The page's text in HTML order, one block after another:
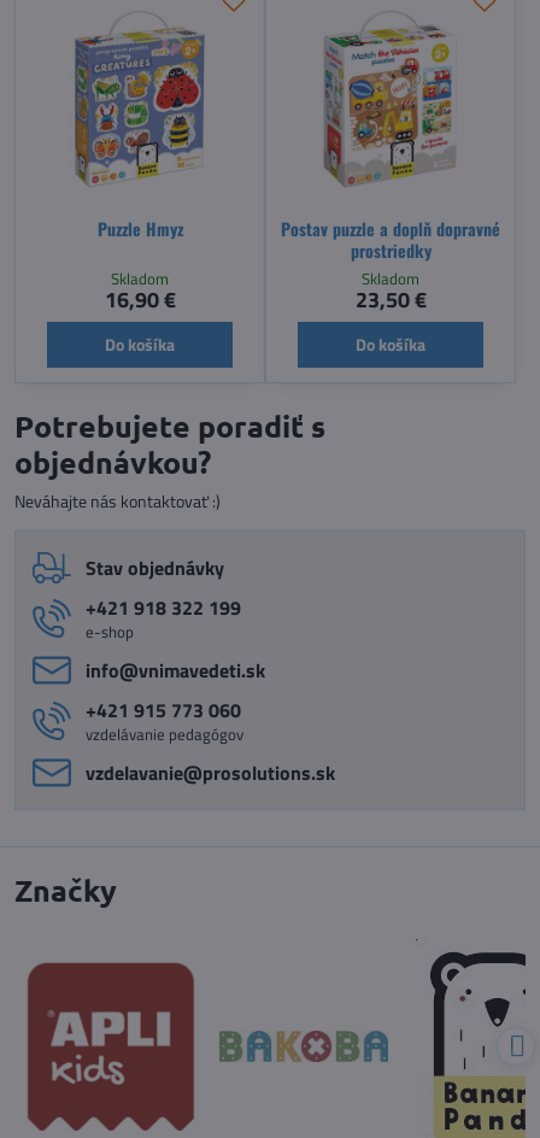
Puzzle Hmyz
Skladom
16,90 €
Do košíka
Postav puzzle a doplň dopravné
prostriedky
Skladom
23,50 €
Do košíka
Potrebujete poradiť s
objednávkou?
Neváhajte nás kontaktovať :)
Stav objednávky
+421 918 322 199
e-shop
info​@vnimavedeti​.sk
+421 915 773 060
vzdelávanie pedagógov
vzdelavanie​@prosolutions​.sk
Značky